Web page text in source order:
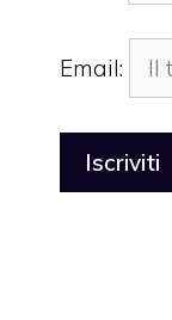
Email: